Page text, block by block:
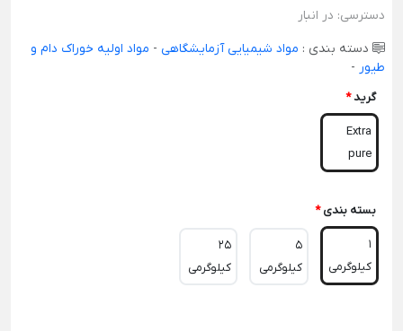
دسترسی: در انبار
دسته بندی : مواد شیمیایی آزمایشگاهی - مواد اولیه خوراک دام و
طیور -
گرید*
Extra
pure
بسته بندی *
1
کیلوگرمی
5
کیلوگرمی
25
کیلوگرمی